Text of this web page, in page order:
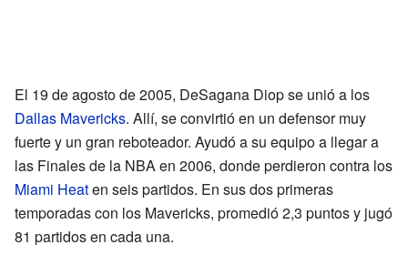
El 19 de agosto de 2005, DeSagana Diop se unió a los
Dallas Mavericks. Allí, se convirtió en un defensor muy
fuerte y un gran reboteador. Ayudó a su equipo a llegar a
las Finales de la NBA en 2006, donde perdieron contra los
Miami Heaten seis partidos. En sus dos primeras
temporadas con los Mavericks, promedió 2,3 puntos y jugó
81 partidos en cada una.